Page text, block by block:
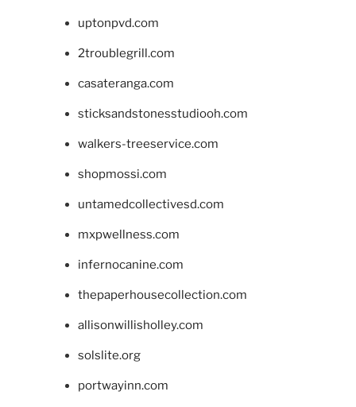
uptonpvd.com
2troublegrill.com
casateranga.com
sticksandstonesstudiooh.com
walkers-treeservice.com
shopmossi.com
untamedcollectivesd.com
mxpwellness.com
infernocanine.com
thepaperhousecollection.com
allisonwillisholley.com
solslite.org
portwayinn.com